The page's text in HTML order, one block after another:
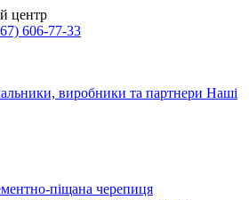
центр
606-77-33
виробники та партнери Наші
піщана черепиця